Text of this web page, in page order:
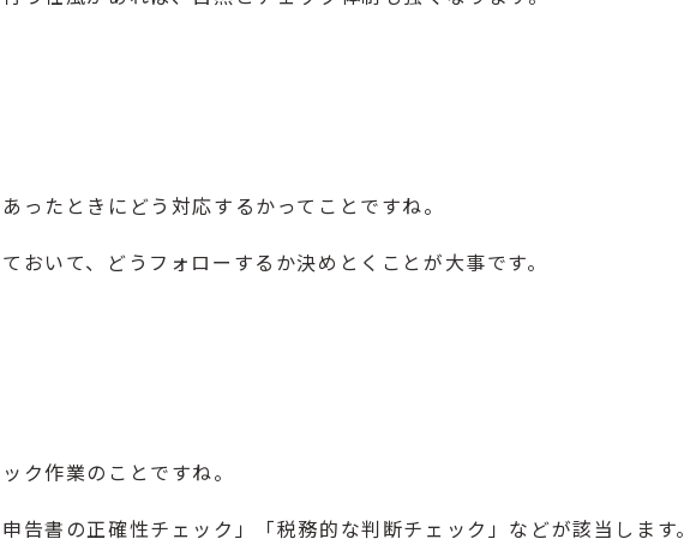
ったときにどう対応するかってことですね。
おいて、どうフォローするか決めとくことが大事です。
ク作業のことですね。
告書の正確性チェック」「税務的な判断チェック」などが該当します。